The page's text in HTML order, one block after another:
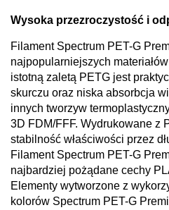
Wysoka przezroczystość i
Filament Spectrum PET-G
najpopularniejszych
istotną zaletą PETG jest
skurczu oraz niska absorbcja
innych tworzyw
3D FDM/FFF. Wydrukowane z
stabilność właściwości przez
Filament Spectrum PET-G
najbardziej pożądane cechy
Elementy wytworzone z
kolorów Spectrum PET-G